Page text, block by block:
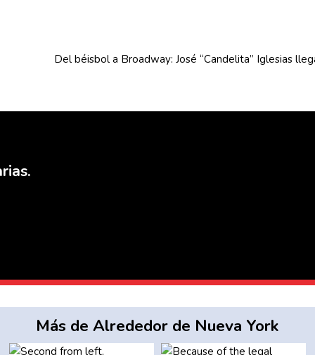
Del béisbol a Broadway: José “Candelita” Iglesias
Más de Alrededor de Nueva York